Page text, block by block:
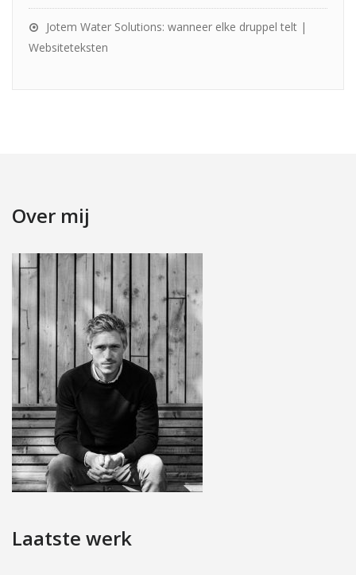
Jotem Water Solutions: wanneer elke druppel telt |
Websiteteksten
Over mij
Laatste werk